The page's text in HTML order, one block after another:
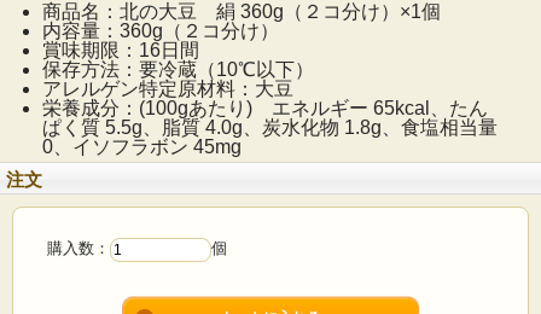
商品名：北の大豆 絹 360g（２コ分け）×1個
内容量：360g（２コ分け）
賞味期限：16日間
保存方法：要冷蔵（10℃以下）
アレルゲン特定原材料：大豆
栄養成分： (100gあたり) エネルギー 65kcal、たん
ぱく質 5.5g、脂質 4.0g、炭水化物 1.8g、食塩相当量
0、イソフラボン 45mg
注文
購入数： 個